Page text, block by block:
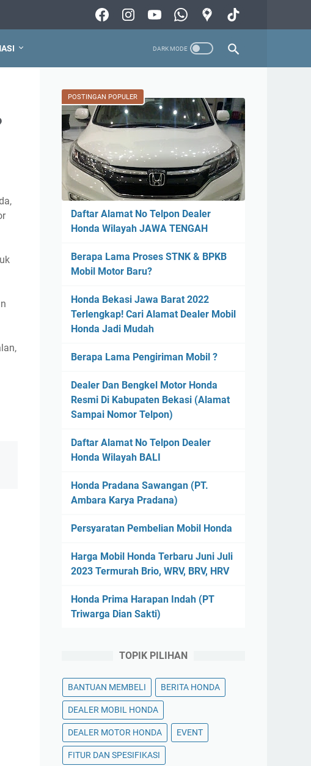
POSTINGAN POPULER
Daftar Alamat No Telpon Dealer
Honda Wilayah JAWA TENGAH
Berapa Lama Proses STNK & BPKB
Mobil Motor Baru?
Honda Bekasi Jawa Barat 2022
Terlengkap! Cari Alamat Dealer Mobil
Honda Jadi Mudah
Berapa Lama Pengiriman Mobil ?
Dealer Dan Bengkel Motor Honda
Resmi Di Kabupaten Bekasi (Alamat
Sampai Nomor Telpon)
Daftar Alamat No Telpon Dealer
Honda Wilayah BALI
Honda Pradana Sawangan (PT.
Ambara Karya Pradana)
Persyaratan Pembelian Mobil Honda
Harga Mobil Honda Terbaru Juni Juli
2023 Termurah Brio, WRV, BRV, HRV
Honda Prima Harapan Indah (PT
Triwarga Dian Sakti)
TOPIK PILIHAN
BANTUAN MEMBELI BERITA HONDA
DEALER MOBIL HONDA
DEALER MOTOR HONDA EVENT
FITUR DAN SPESIFIKASI